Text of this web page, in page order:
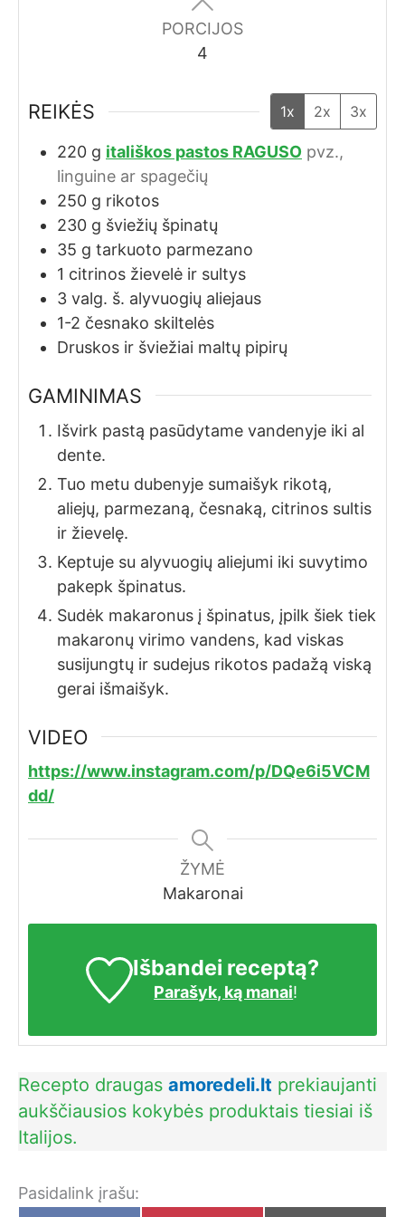
PORCIJOS
4
REIKĖS 1x 2x 3x
220 g itališkos pastos RAGUSO pvz.,
linguine ar spagečių
250 g rikotos
230 g šviežių špinatų
35 g tarkuoto parmezano
1 citrinos žievelė ir sultys
3 valg. š. alyvuogių aliejaus
1-2 česnako skiltelės
Druskos ir šviežiai maltų pipirų
GAMINIMAS
Išvirk pastą pasūdytame vandenyje iki al
dente.
Tuo metu dubenyje sumaišyk rikotą,
aliejų, parmezaną, česnaką, citrinos sultis
ir žievelę.
Keptuje su alyvuogių aliejumi iki suvytimo
pakepk špinatus.
Sudėk makaronus į špinatus, įpilk šiek tiek
makaronų virimo vandens, kad viskas
susijungtų ir sudejus rikotos padažą viską
gerai išmaišyk.
VIDEO
https://www.instagram.com/p/DQe6i5VCM
dd/
ŽYMĖ
Makaronai
Išbandei receptą?
Parašyk, ką manai!
Recepto draugas amoredeli.lt prekiaujanti
aukščiausios kokybės produktais tiesiai iš
Italijos.
Pasidalink įrašu: